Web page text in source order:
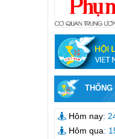
Hôm nay:
Hôm qua: